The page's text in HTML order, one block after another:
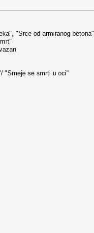
"Srce od armiranog betona"
"Smeje se smrti u oci"